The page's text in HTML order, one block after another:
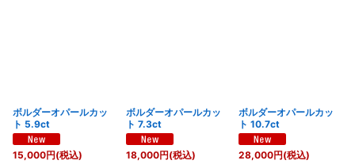
ボルダーオパールカッ
ト 5.9ct
15,000円(税込)
ボルダーオパールカッ
ト 7.3ct
18,000円(税込)
ボルダーオパールカッ
ト 10.7ct
28,000円(税込)